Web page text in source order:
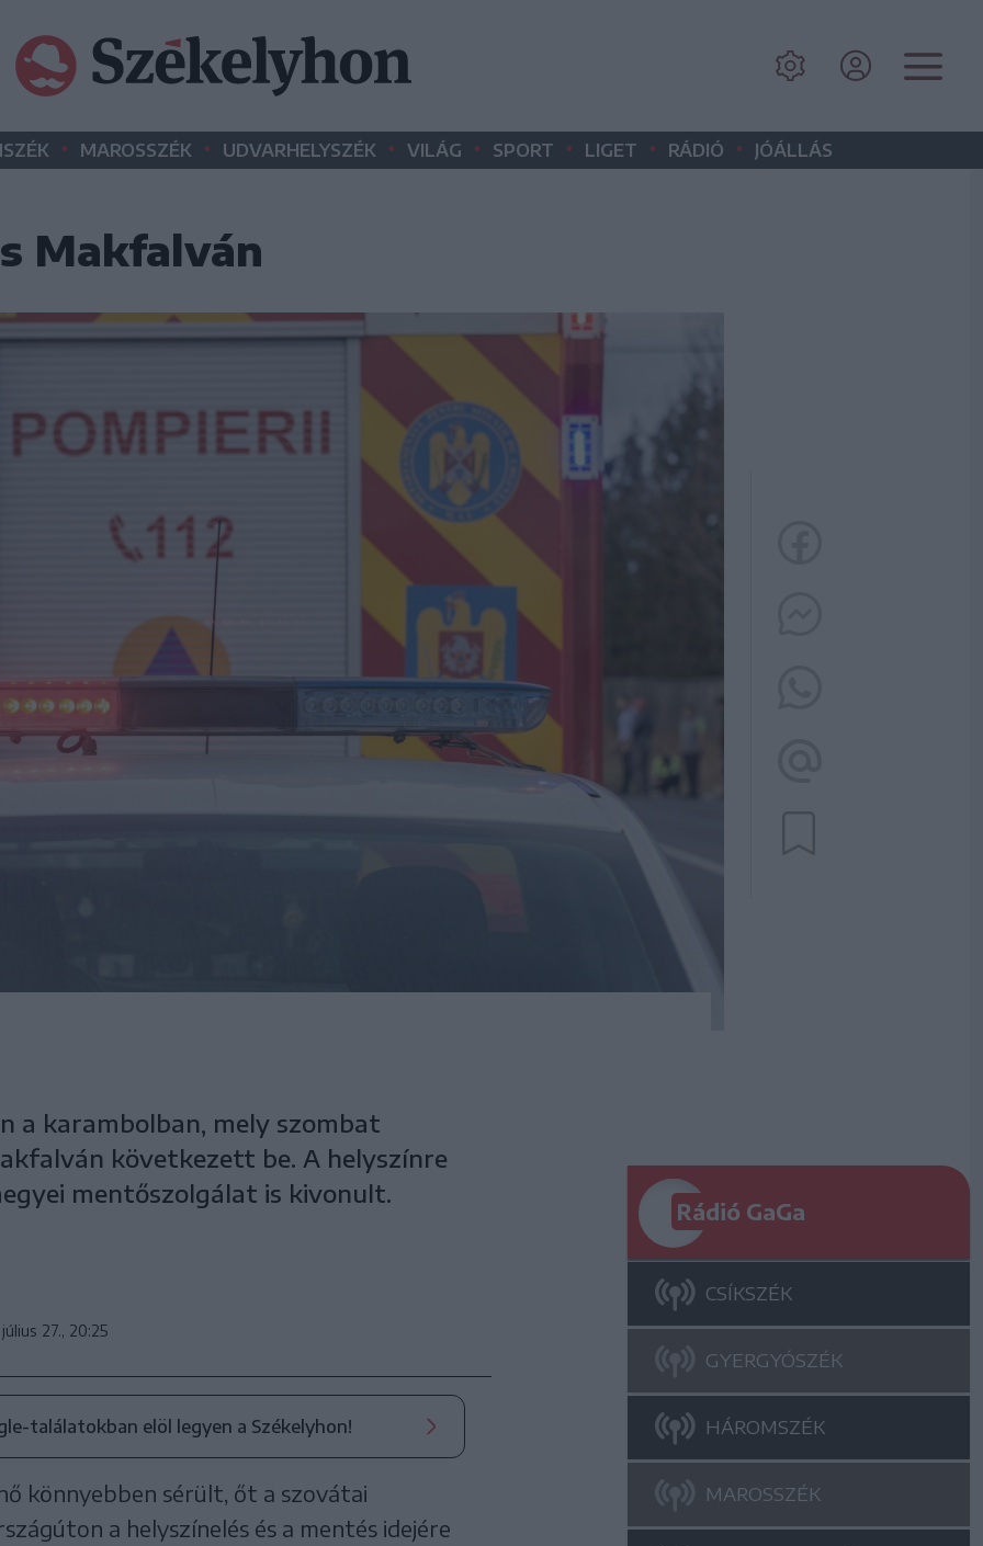
• MAROSSZÉK • UDVARHELYSZÉK • VILÁG • SPORT • LIGET • RÁDIÓ • JÓÁLLÁS
Makfalván
a karambolban, mely szombat
következett be. A helyszínre
mentőszolgálat is kivonult.
27., 20:25
találatokban elöl legyen a Székelyhon!
könnyebben sérült, őt a szovátai
a helyszínelés és a mentés idejére
Rádió GaGa
CSÍKSZÉK
GYERGYÓSZÉK
HÁROMSZÉK
MAROSSZÉK